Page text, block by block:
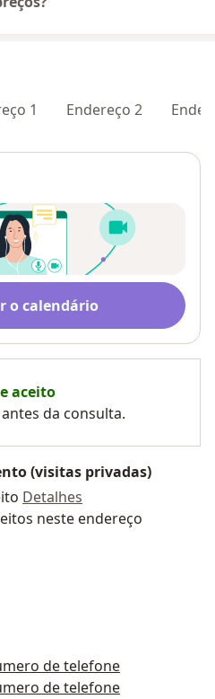
1 Endereço 2
o calendário
aceito
da consulta.
(visitas privadas)
Detalhes
neste endereço
de telefone
de telefone